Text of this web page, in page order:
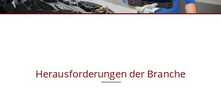
Herausforderungen der Branche